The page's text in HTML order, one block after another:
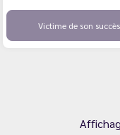
Victime de son succès